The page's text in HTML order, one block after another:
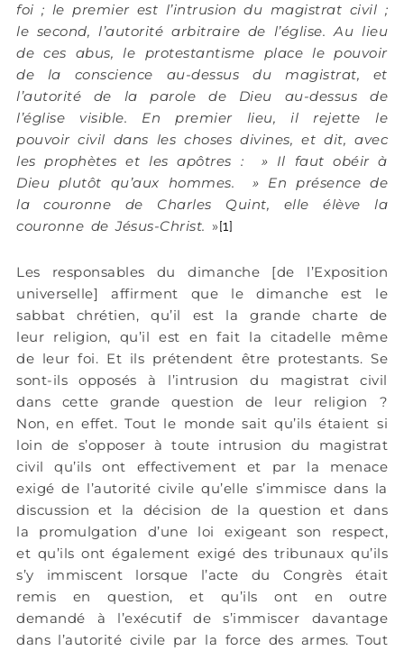
foi ; le premier est l’intrusion du magistrat civil ;
le second, l’autorité arbitraire de l’église. Au lieu
de ces abus, le protestantisme place le pouvoir
de la conscience au-dessus du magistrat, et
l’autorité de la parole de Dieu au-dessus de
l’église visible. En premier lieu, il rejette le
pouvoir civil dans les choses divines, et dit, avec
les prophètes et les apôtres : » Il faut obéir à
Dieu plutôt qu’aux hommes. » En présence de
la couronne de Charles Quint, elle élève la
couronne de Jésus-Christ. »[1]
Les responsables du dimanche [de l’Exposition
universelle] affirment que le dimanche est le
sabbat chrétien, qu’il est la grande charte de
leur religion, qu’il est en fait la citadelle même
de leur foi. Et ils prétendent être protestants. Se
sont-ils opposés à l’intrusion du magistrat civil
dans cette grande question de leur religion ?
Non, en effet. Tout le monde sait qu’ils étaient si
loin de s’opposer à toute intrusion du magistrat
civil qu’ils ont effectivement et par la menace
exigé de l’autorité civile qu’elle s’immisce dans la
discussion et la décision de la question et dans
la promulgation d’une loi exigeant son respect,
et qu’ils ont également exigé des tribunaux qu’ils
s’y immiscent lorsque l’acte du Congrès était
remis en question, et qu’ils ont en outre
demandé à l’exécutif de s’immiscer davantage
dans l’autorité civile par la force des armes. Tout